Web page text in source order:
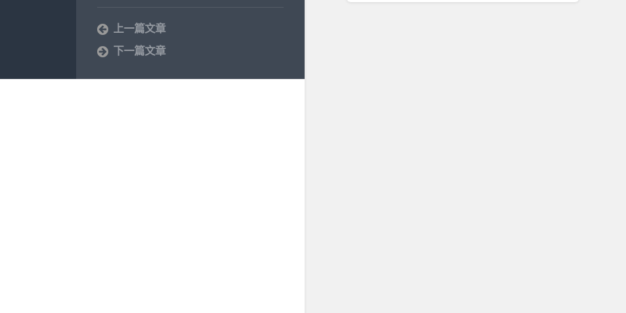
上一篇文章
下一篇文章